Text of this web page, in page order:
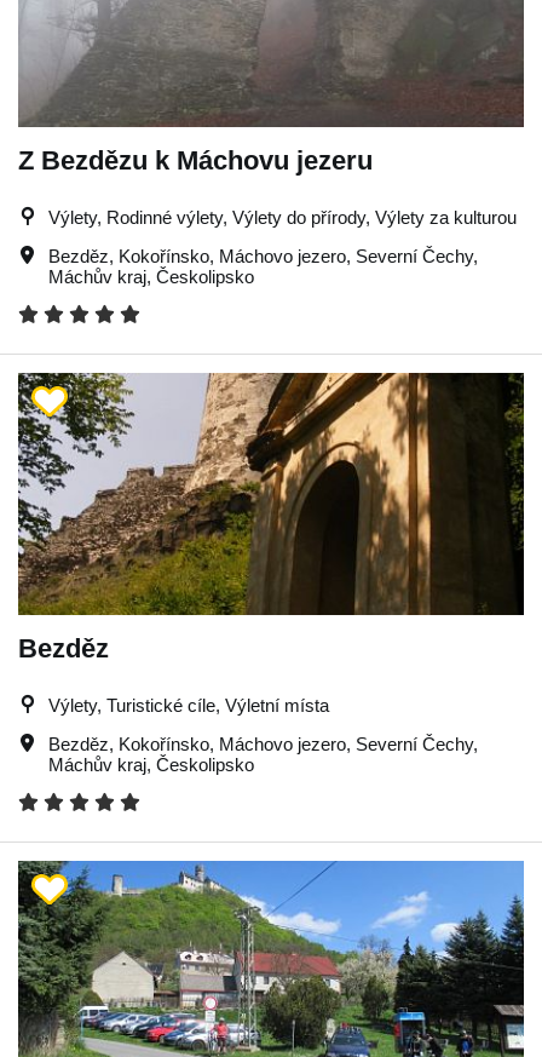
Z Bezdězu k Máchovu jezeru
Výlety, Rodinné výlety, Výlety do přírody, Výlety za kulturou
Bezděz, Kokořínsko, Máchovo jezero, Severní Čechy,
Máchův kraj, Českolipsko
Bezděz
Výlety, Turistické cíle, Výletní místa
Bezděz, Kokořínsko, Máchovo jezero, Severní Čechy,
Máchův kraj, Českolipsko